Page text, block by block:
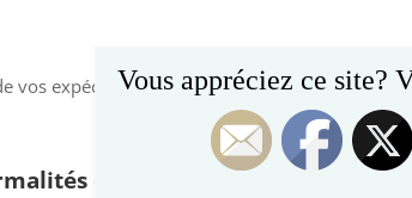
vos expéditions et privilégiez les options les
douanières
Vous appréciez ce site?